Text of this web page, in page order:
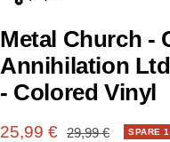
Metal Church -
Annihilation
- Colored Vinyl
Angebotspreis
25,99 € Regulärer
29,99 € SPARE